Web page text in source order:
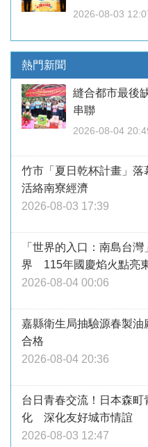
2026-08-03
熱門新聞
縫合都市最後
串聯
2026-08-04
竹市「夏日乾杯計畫」
活絡南寮經濟
2026-08-03 17:39
「世界的入口：南島台
界 115年國慶焰火點亮
2026-08-04 00:06
嘉縣衛生局抽驗源春製
合格
2026-08-04 20:36
台日青春交流！日本森
化 深化友好城市情誼
2026-08-03 12:47